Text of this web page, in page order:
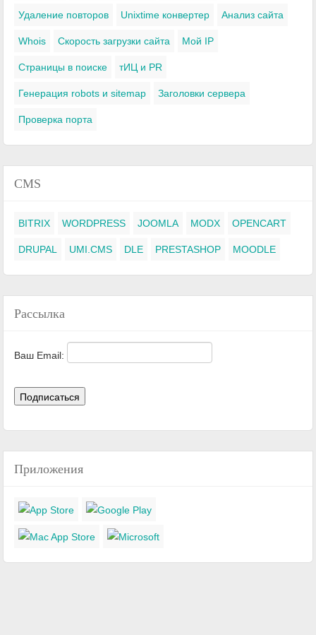
Удаление повторов Unixtime конвертер Анализ сайта
Whois Скорость загрузки сайта Мой IP
Страницы в поиске тИЦ и PR
Генерация robots и sitemap Заголовки сервера
Проверка порта
CMS
BITRIX WORDPRESS JOOMLA MODX OPENCART
DRUPAL UMI.CMS DLE PRESTASHOP MOODLE
Рассылка
Ваш Email:
Приложения